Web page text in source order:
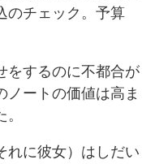
のチェック。予算
をするのに不都合が
ノートの価値は高ま
れに彼女）はしだい